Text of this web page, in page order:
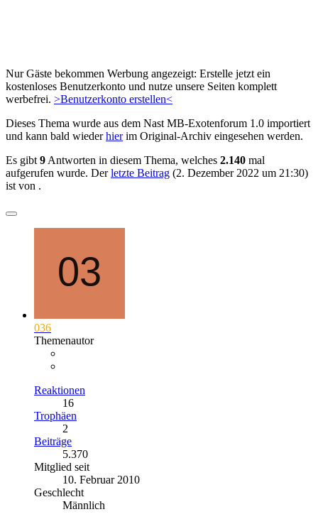
Nur Gäste bekommen Werbung angezeigt: Erstelle jetzt ein
kostenloses Benutzerkonto und nutze unsere Seiten komplett
werbefrei. >Benutzerkonto erstellen<
Dieses Thema wurde aus dem Nast MB-Exotenforum 1.0 importiert
und kann bald wiederhierim Original-Archiv eingesehen werden.
Es gibt 9 Antworten in diesem Thema, welches 2.140 mal
aufgerufen wurde. Derletzte Beitrag (2. Dezember 2022 um 21:30)
ist von .
036
Themenautor
Reaktionen
16
Trophäen
2
Beiträge
5.370
Mitglied seit
10. Februar 2010
Geschlecht
Männlich